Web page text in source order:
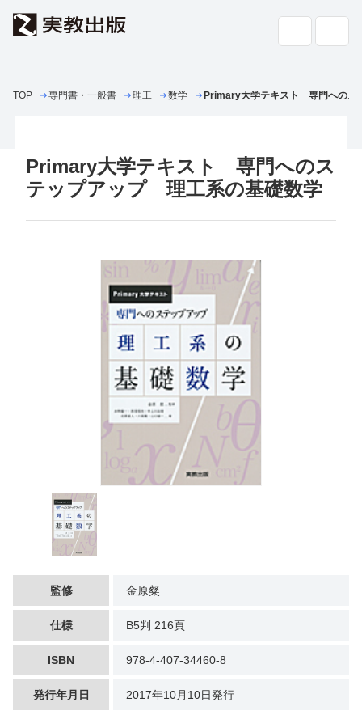
検索
高校教科書・副教材
書店の方へ
会社案内
よくあるご質問・お問い合わせ
個人情報・特定個人情報の取り扱い
教科書採択の公正確保に関する基本方針
TOP 専門書・一般書 理工 数学 Primary大学テキスト 専門へのス
Primary大学テキスト 専門へのス
テップアップ 理工系の基礎数学
監修 金原粲
仕様 B5判 216頁
ISBN 978-4-407-34460-8
発行年月日 2017年10月10日発行